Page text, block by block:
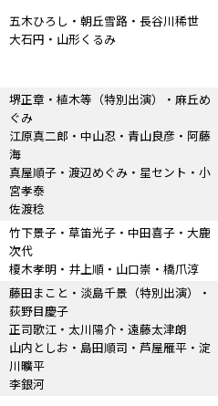
五木ひろし・朝丘雪路・長谷川稀世
大石円・山形くるみ
堺正章・植木等 （特別出演）
・麻丘め
ぐみ
江原真二郎・中山忍・青山良彦・阿藤
海
真屋順子・渡辺めぐみ・星セント・小
宮孝泰
佐渡稔
竹下景子・草笛光子・中田喜子・大鹿
次代
榎木孝明・井上順・山口崇・橋爪淳
藤田まこと・淡島千景 （特別出演）
・
荻野目慶子
正司歌江・太川陽介・遠藤太津朗
山内としお・島田順司・芦屋雁平・淀
川曠平
李銀河